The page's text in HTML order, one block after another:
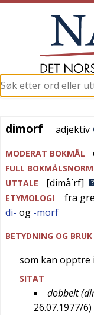
dimorf
dimorf adjektiv
MODERAT BOKMÅL
FULL BOKMÅLSNORM
UTTALE
[dimå´rf]
ETYMOLOGI fra
di- og -morf
BETYDNING OG BRUK
som kan
SITAT
dobbelt
26.07.1977/6)